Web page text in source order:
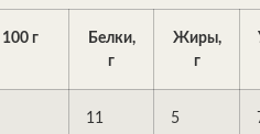
г
Белки,
г
Жиры,
г
11 5